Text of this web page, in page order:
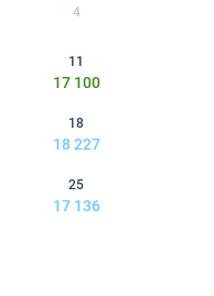
4
11
17 100
18
18 227
25
17 136